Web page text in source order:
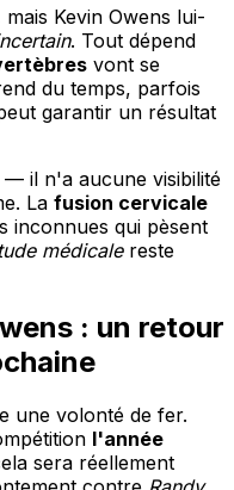
Kevin Owens lui-
. Tout dépend
vont se
du temps, parfois
garantir un résultat
— il n'a aucune visibilité
La fusion cervicale
inconnues qui pèsent
médicalereste
: un retour
une volonté de fer.
l'année
sera réellement